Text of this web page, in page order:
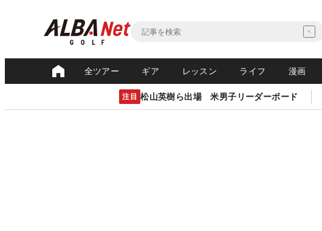
全ツアー ギア レッスン ライフ 漫画
注目 松山英樹ら出場 米男子リーダーボード